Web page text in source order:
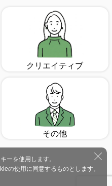
クリエイティブ
その他
ーを使用します。
の使用に同意するものとします。